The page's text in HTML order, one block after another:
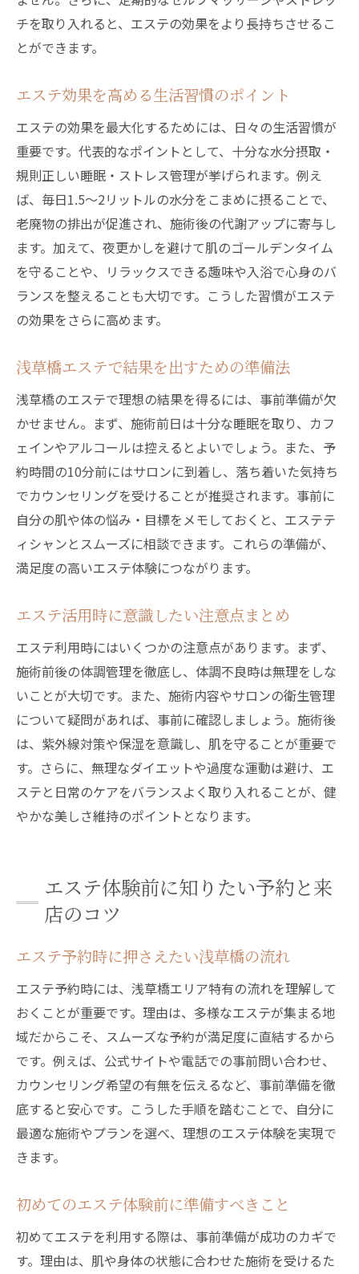
チを取り入れると、エステの効果をより長持ちさせるこ
とができます。
エステ効果を高める生活習慣のポイント
エステの効果を最大化するためには、日々の生活習慣が
重要です。代表的なポイントとして、十分な水分摂取・
規則正しい睡眠・ストレス管理が挙げられます。例え
ば、毎日1.5〜2リットルの水分をこまめに摂ることで、
老廃物の排出が促進され、施術後の代謝アップに寄与し
ます。加えて、夜更かしを避けて肌のゴールデンタイム
を守ることや、リラックスできる趣味や入浴で心身のバ
ランスを整えることも大切です。こうした習慣がエステ
の効果をさらに高めます。
浅草橋エステで結果を出すための準備法
浅草橋のエステで理想の結果を得るには、事前準備が欠
かせません。まず、施術前日は十分な睡眠を取り、カフ
ェインやアルコールは控えるとよいでしょう。また、予
約時間の10分前にはサロンに到着し、落ち着いた気持ち
でカウンセリングを受けることが推奨されます。事前に
自分の肌や体の悩み・目標をメモしておくと、エステテ
ィシャンとスムーズに相談できます。これらの準備が、
満足度の高いエステ体験につながります。
エステ活用時に意識したい注意点まとめ
エステ利用時にはいくつかの注意点があります。まず、
施術前後の体調管理を徹底し、体調不良時は無理をしな
いことが大切です。また、施術内容やサロンの衛生管理
について疑問があれば、事前に確認しましょう。施術後
は、紫外線対策や保湿を意識し、肌を守ることが重要で
す。さらに、無理なダイエットや過度な運動は避け、エ
ステと日常のケアをバランスよく取り入れることが、健
やかな美しさ維持のポイントとなります。
エステ体験前に知りたい予約と来
店のコツ
エステ予約時に押さえたい浅草橋の流れ
エステ予約時には、浅草橋エリア特有の流れを理解して
おくことが重要です。理由は、多様なエステが集まる地
域だからこそ、スムーズな予約が満足度に直結するから
です。例えば、公式サイトや電話での事前問い合わせ、
カウンセリング希望の有無を伝えるなど、事前準備を徹
底すると安心です。こうした手順を踏むことで、自分に
最適な施術やプランを選べ、理想のエステ体験を実現で
きます。
初めてのエステ体験前に準備すべきこと
初めてエステを利用する際は、事前準備が成功のカギで
す。理由は、肌や身体の状態に合わせた施術を受けるた